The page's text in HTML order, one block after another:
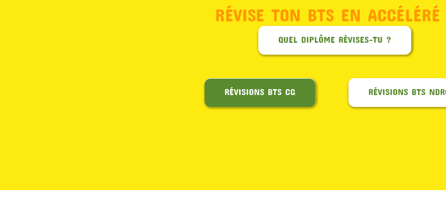
RÉVISE TON BTS EN
QUEL DIPLÔME RÉVISES-TU ?
RÉVISIONS BTS CG RÉVISIONS BTS